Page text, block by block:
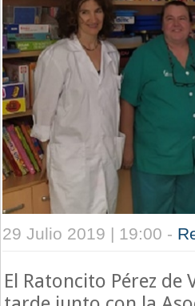
29 Julio 2019 | 19:00 -
El Ratoncito Pérez